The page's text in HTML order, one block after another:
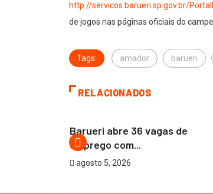
http://servicos.barueri.sp.gov.br/
de jogos nas páginas oficiais do
Tags: amador barueri
RELACIONADOS
Barueri abre 36 vagas de
emprego com...
agosto 5, 2026